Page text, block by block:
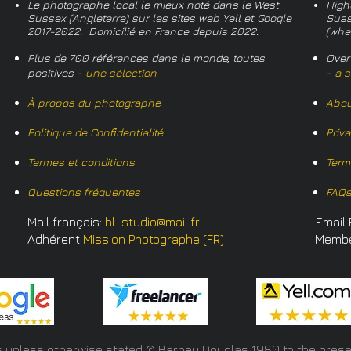
Le photographe local le mieux noté dans le West
Sussex (Angleterre) sur les sites web Yell et Google
2017-2022. Domicilié en France depuis 2022.
Plus de 700 références dans le monde, toutes
positives - une sélection
À propos du photographe
Politique de Confidentialité
Termes et conditions
Questions fréquentes
- a
FAQs
Mail français: hl-studio@mail.fr
Email
Adhérent Mission Photographe (FR)